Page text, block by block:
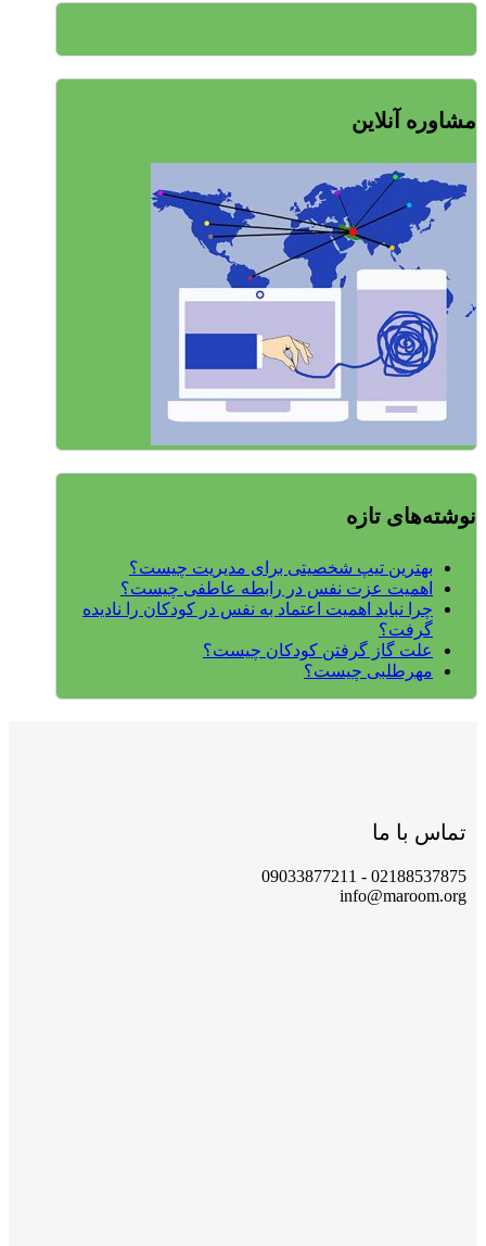
مشاوره آنلاین
نوشته‌های تازه
بهترین تیپ شخصیتی برای مدیریت چیست؟
اهمیت عزت نفس در رابطه عاطفی چیست؟
چرا نباید اهمیت اعتماد به نفس در کودکان را نادیده
گرفت؟
علت گاز گرفتن کودکان چیست؟
مهرطلبی چیست؟
تماس با ما
02188537875 - 09033877211
info@maroom.org